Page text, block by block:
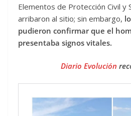
Elementos de Protección Civil y
arribaron al sitio; sin embargo,
pudieron confirmar que el
presentaba signos vitales.
Diario Evolución